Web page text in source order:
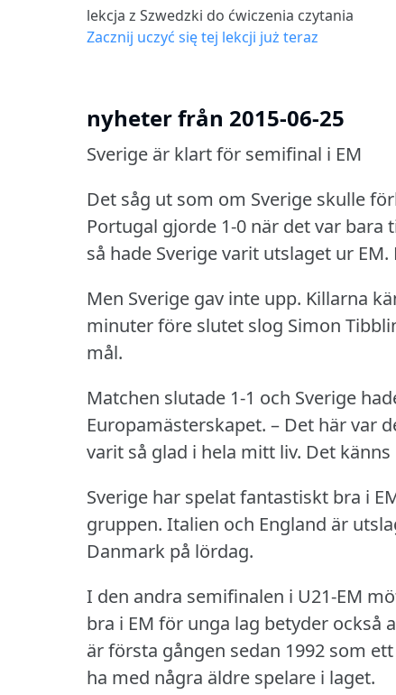
lekcja z Szwedzki do ćwiczenia czytania
Zacznij uczyć się tej lekcji już teraz
nyheter från 2015-06-25
Sverige är klart för semifinal i EM
Det såg ut som om Sverige skulle
Portugal gjorde 1-0 när det var bara
så hade Sverige varit utslaget ur EM.
Men Sverige gav inte upp. Killarna
minuter före slutet slog Simon
mål.
Matchen slutade 1-1 och Sverige
Europamästerskapet. – Det här var
varit så glad i hela mitt liv. Det
Sverige har spelat fantastiskt bra i
gruppen. Italien och England är
Danmark på lördag.
I den andra semifinalen i U21-EM
bra i EM för unga lag betyder också
är första gången sedan 1992 som
ha med några äldre spelare i laget.